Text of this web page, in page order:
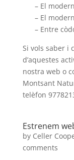
– El
– El
– Entre
Si vols saber i
d’aquestes
nostra web o
Montsant
telèfon
Estrenem
by Celler
comments